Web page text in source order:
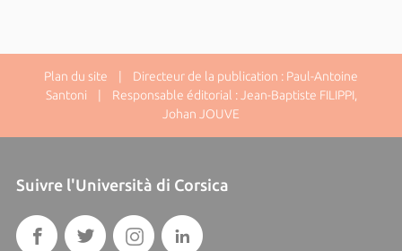
Plan du site | Directeur de la publication : Paul-Antoine
Santoni | Responsable éditorial : Jean-Baptiste FILIPPI,
Johan JOUVE
Suivre l'Università di Corsica